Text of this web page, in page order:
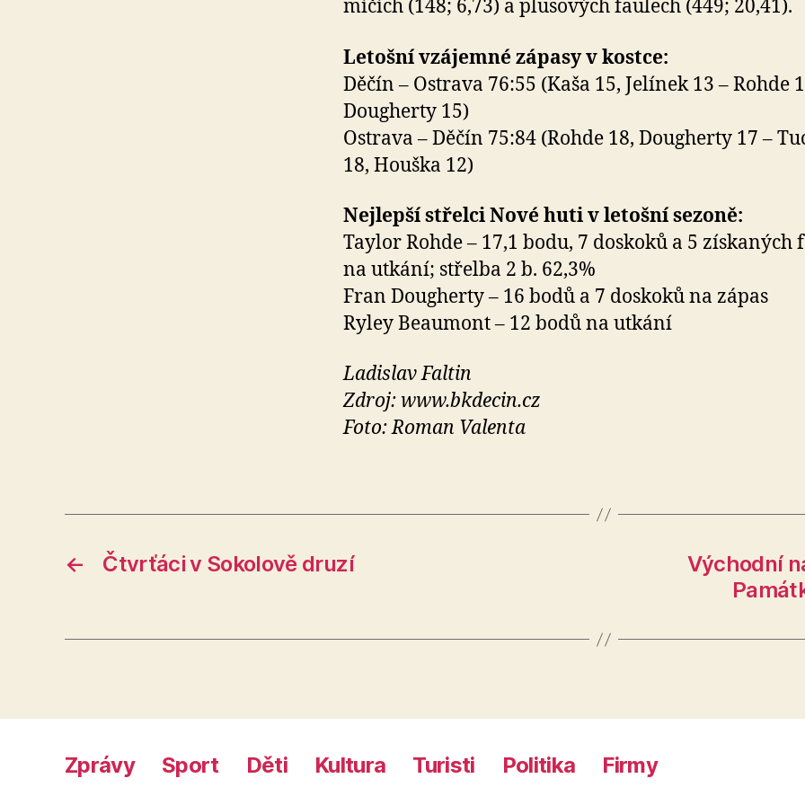
míčích (148; 6,73) a plusových faulech (449; 20,41).
Letošní vzájemné zápasy v kostce:
Děčín – Ostrava 76:55 (Kaša 15, Jelínek 13 – Rohde
Dougherty 15)
Ostrava – Děčín 75:84 (Rohde 18, Dougherty 17 –
18, Houška 12)
Nejlepší střelci Nové huti v letošní sezoně:
Taylor Rohde – 17,1 bodu, 7 doskoků a 5 získaných
na utkání; střelba 2 b. 62,3%
Fran Dougherty – 16 bodů a 7 doskoků na zápas
Ryley Beaumont – 12 bodů na utkání
Ladislav Faltin
Zdroj: www.bkdecin.cz
Foto: Roman Valenta
← Čtvrťáci v Sokolově druzí
Východní
Zprávy Sport Děti Kultura Turisti Politika Firmy